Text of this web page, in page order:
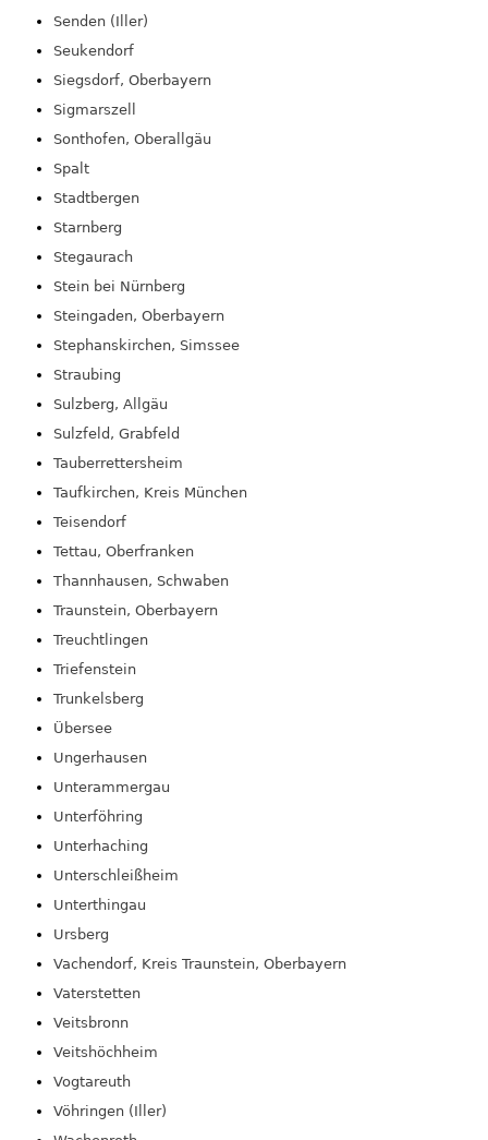
Senden (Iller)
Seukendorf
Siegsdorf, Oberbayern
Sigmarszell
Sonthofen, Oberallgäu
Spalt
Stadtbergen
Starnberg
Stegaurach
Stein bei Nürnberg
Steingaden, Oberbayern
Stephanskirchen, Simssee
Straubing
Sulzberg, Allgäu
Sulzfeld, Grabfeld
Tauberrettersheim
Taufkirchen, Kreis München
Teisendorf
Tettau, Oberfranken
Thannhausen, Schwaben
Traunstein, Oberbayern
Treuchtlingen
Triefenstein
Trunkelsberg
Übersee
Ungerhausen
Unterammergau
Unterföhring
Unterhaching
Unterschleißheim
Unterthingau
Ursberg
Vachendorf, Kreis Traunstein, Oberbayern
Vaterstetten
Veitsbronn
Veitshöchheim
Vogtareuth
Vöhringen (Iller)